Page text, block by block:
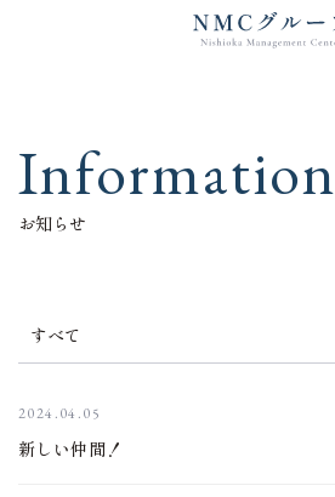
お知らせ
Information
すべて
2024.04.05
新しい仲間！